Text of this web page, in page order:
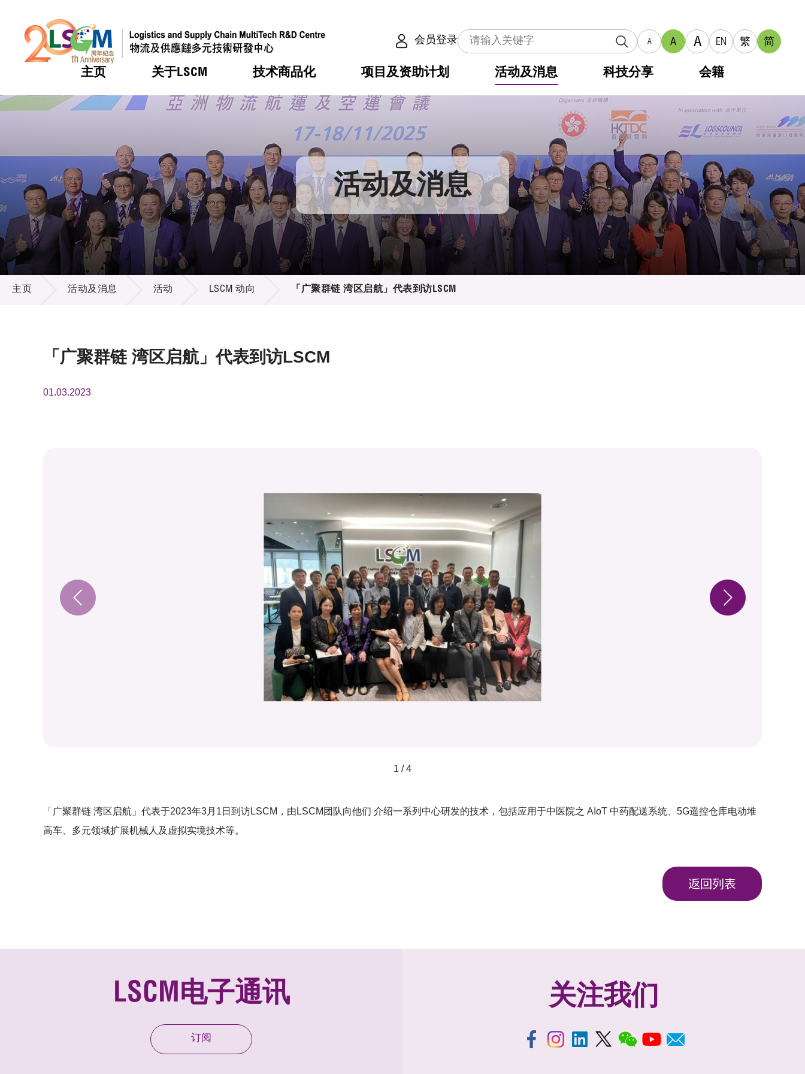
会员登录 A A A EN 繁 简
主页 关于LSCM
热门 机构简介
组织架构
组织架构
董事局
研究顾问
招标通告
技术商品化
热门 服务
可获授权之技术
应用于公共服务之创新技术
重点项目
项目及资助计划
热门 合作计划
资助计划
资助计划
税务优惠
申请
评审
征求研发项目计划书
项目资料库
活动及消息
热门 活动
奖项
新闻中心
媒体报导
新闻稿
资讯中心
多媒体
出版刊物
科技分享 会籍
热门 会籍及服务
会员列表
会员登入 活动及消息
活动及消息
主页 活动及消息 活动 LSCM 动向 「广聚群链 湾区启航」代表到访LSCM
「广聚群链 湾区启航」代表到访LSCM
01.03.2023
1 / 4
「广聚群链 湾区启航」代表于2023年3月1日到访LSCM，由LSCM团队向他们 介绍一系列中心研发的技术，包括应用于中医院之 AIoT 中药配送系统、5G遥控仓库电动堆
高车、多元领域扩展机械人及虚拟实境技术等。
返回列表
LSCM电子通讯
订阅
关注我们